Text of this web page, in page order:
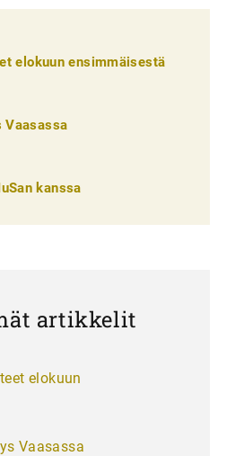
elokuun ensimmäisestä
kanssa
artikkelit
elokuun
Vaasassa